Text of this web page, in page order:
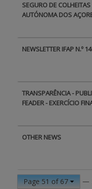
SEGURO DE
AUTÓNOMA DOS
NEWSLETTER IFAP N.º
TRANSPARÊNCIA -
FEADER - EXERCÍCIO
OTHER NEWS
Page 51 of 67 —